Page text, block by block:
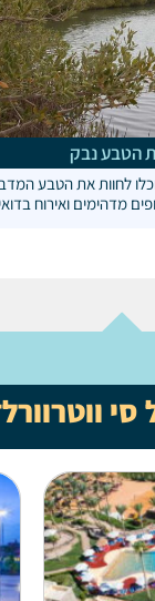
הטבע נבק
לחוות את הטבע
מדהימים ואירוח